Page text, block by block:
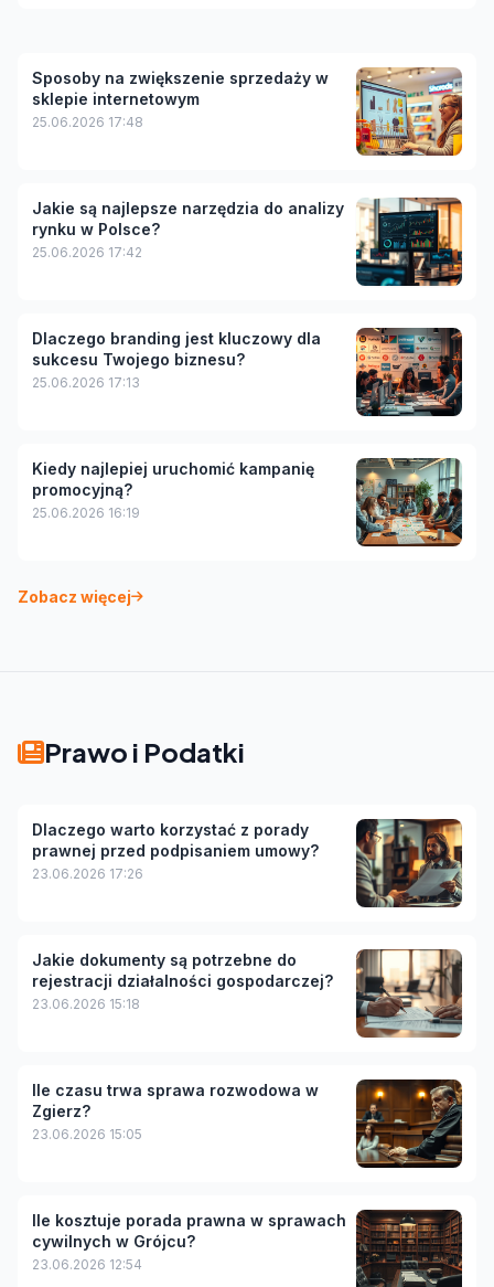
Sposoby na zwiększenie sprzedaży w
sklepie internetowym
25.06.2026 17:48
Jakie są najlepsze narzędzia do analizy
rynku w Polsce?
25.06.2026 17:42
Dlaczego branding jest kluczowy dla
sukcesu Twojego biznesu?
25.06.2026 17:13
Kiedy najlepiej uruchomić kampanię
promocyjną?
25.06.2026 16:19
Zobacz więcej
Prawo i Podatki
Dlaczego warto korzystać z porady
prawnej przed podpisaniem umowy?
23.06.2026 17:26
Jakie dokumenty są potrzebne do
rejestracji działalności gospodarczej?
23.06.2026 15:18
Ile czasu trwa sprawa rozwodowa w
Zgierz?
23.06.2026 15:05
Ile kosztuje porada prawna w sprawach
cywilnych w Grójcu?
23.06.2026 12:54